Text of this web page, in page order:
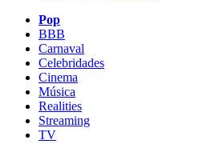
Pop
BBB
Carnaval
Celebridades
Cinema
Música
Realities
Streaming
TV